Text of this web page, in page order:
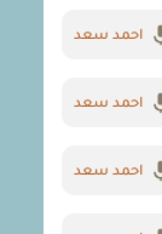
احمد سعد
احمد سعد
احمد سعد